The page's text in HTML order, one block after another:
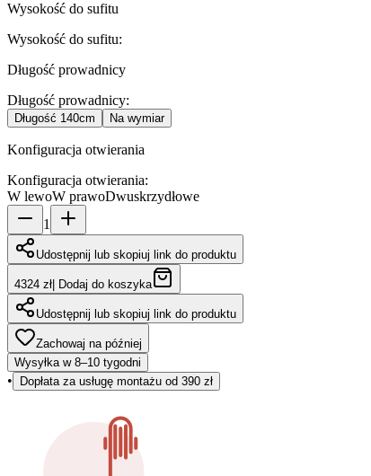
Wysokość do sufitu
Wysokość do sufitu:
Długość prowadnicy
Długość prowadnicy:
Długość 140cm Na wymiar
Konfiguracja otwierania
Konfiguracja otwierania:
W lewoW prawoDwuskrzydłowe
1
Udostępnij lub skopiuj link do produktu
4324 zł Dodaj do koszyka
Udostępnij lub skopiuj link do produktu
Zachowaj na później
Wysyłka w 8–10 tygodni
• Dopłata za usługę montażu od 390 zł